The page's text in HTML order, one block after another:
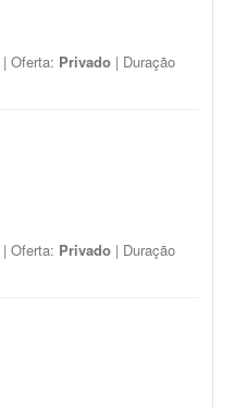
| Oferta: Privado | Duração
| Oferta: Privado | Duração